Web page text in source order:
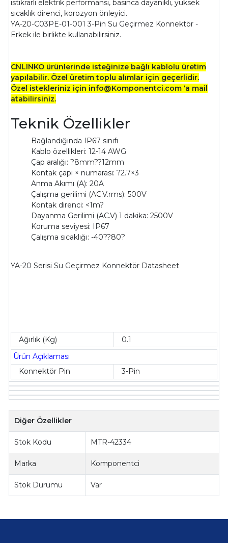
istikrarlı elektrik performansı, basınca dayanıklı, yüksek
sıcaklık direnci, korozyon önleyici.
YA-20-C03PE-01-001 3-Pin Su Geçirmez Konnektör -
Erkek ile birlikte kullanabilirsiniz.
CNLINKO ürünlerinde isteğinize bağlı kablolu üretim
yapılabilir. Özel üretim toplu alımlar için geçerlidir.
Özel istekleriniz için info@Komponentci.com ‘a mail
atabilirsiniz.
Teknik Özellikler
Bağlandığında IP67 sınıfı
Kablo özellikleri: 12-14 AWG
Çap aralığı: ?8mm??12mm
Kontak çapı × numarası: ?2.7×3
Anma Akımı (A): 20A
Çalışma gerilimi (AC.V.rms): 500V
Kontak direnci: <1m?
Dayanma Gerilimi (AC.V) 1 dakika: 2500V
Koruma seviyesi: IP67
Çalışma sıcaklığı: -40??80?
YA-20 Serisi Su Geçirmez Konnektör Datasheet
Ağırlık (Kg)
0.1
Ürün Açıklaması
Konnektör Pin
3-Pin
Diğer Özellikler
Stok Kodu MTR-42334
Marka Komponentci
Stok Durumu Var